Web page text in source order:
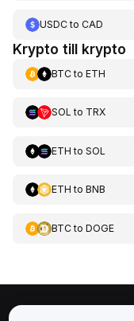
USDCto CAD
Krypto till krypto
BTCto ETH
SOL to TRX
ETH to SOL
ETH to BNB
BTCto DOGE